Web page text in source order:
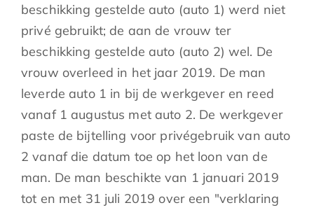
beschikking gestelde auto (auto 1) werd niet
privé gebruikt; de aan de vrouw ter
beschikking gestelde auto (auto 2) wel. De
vrouw overleed in het jaar 2019. De man
leverde auto 1 in bij de werkgever en reed
vanaf 1 augustus met auto 2. De werkgever
paste de bijtelling voor privégebruik van auto
2 vanaf die datum toe op het loon van de
man. De man beschikte van 1 januari 2019
tot en met 31 juli 2019 over een "verklaring